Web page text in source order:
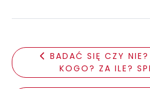
BADAĆ SIĘ CZY
KOGO? ZA ILE?